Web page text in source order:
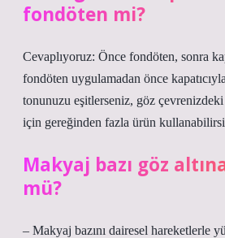
fondöten mi?
Cevaplıyoruz: Önce fondöten, sonra
fondöten uygulamadan önce
tonunuzu eşitlerseniz, göz
için gereğinden fazla ürün
Makyaj bazı göz
mü?
– Makyaj bazını dairesel hareketlerle